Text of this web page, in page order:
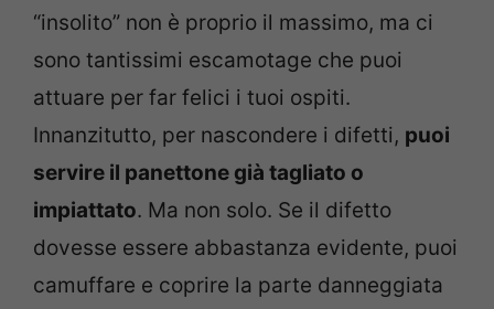
“insolito” non è proprio il massimo, ma ci
sono tantissimi escamotage che puoi
attuare per far felici i tuoi ospiti.
Innanzitutto, per nascondere i difetti, puoi
servire il panettone già tagliato o
impiattato. Ma non solo. Se il difetto
dovesse essere abbastanza evidente, puoi
camuffare e coprire la parte danneggiata